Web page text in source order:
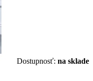
Dostupnosť: na sklade